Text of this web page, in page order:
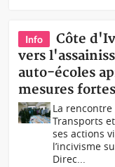
Info
Côte
vers
auto-écoles
mesures
La
Transports
ses actions
l’incivisme
Direc...